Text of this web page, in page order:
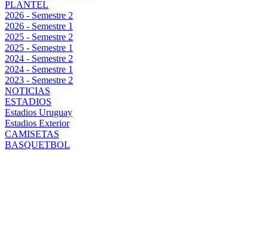
PLANTEL
2026 - Semestre 2
2026 - Semestre 1
2025 - Semestre 2
2025 - Semestre 1
2024 - Semestre 2
2024 - Semestre 1
2023 - Semestre 2
NOTICIAS
ESTADIOS
Estadios Uruguay
Estadios Exterior
CAMISETAS
BASQUETBOL